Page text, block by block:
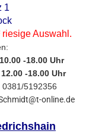
1
riesige Auswahl.
-18.00 Uhr
-18.00 Uhr
0381/5192356
online.de